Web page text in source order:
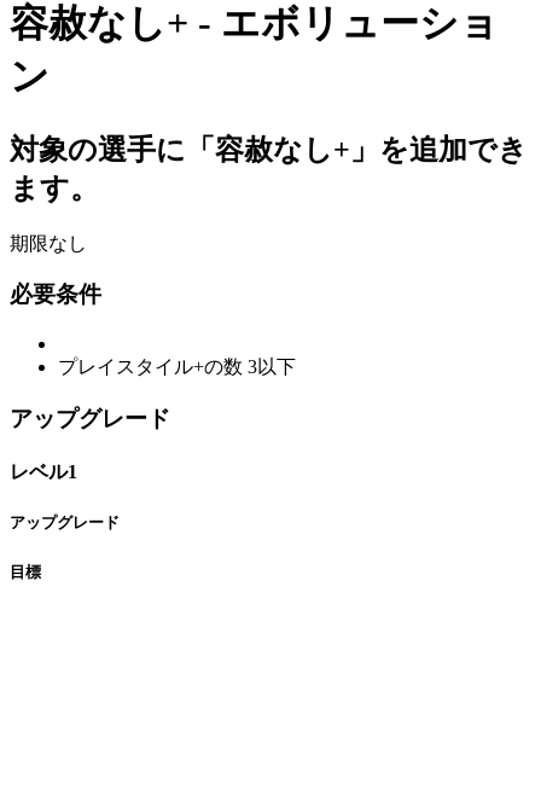
容赦なし+ - エボリューショ
ン
対象の選手に「容赦なし+」を追加でき
ます。
期限なし
必要条件
プレイスタイル+の数 3以下
アップグレード
レベル1
アップグレード
目標